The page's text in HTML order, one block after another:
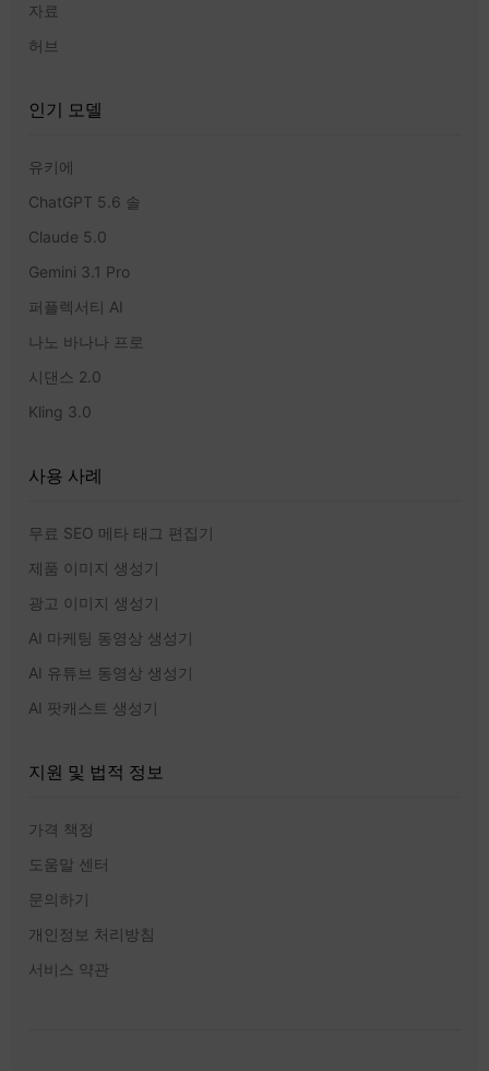
자료
허브
인기 모델
유키에
ChatGPT 5.6 솔
Claude 5.0
Gemini 3.1 Pro
퍼플렉서티 AI
나노 바나나 프로
시댄스 2.0
Kling 3.0
사용 사례
무료 SEO 메타 태그 편집기
제품 이미지 생성기
광고 이미지 생성기
AI 마케팅 동영상 생성기
AI 유튜브 동영상 생성기
AI 팟캐스트 생성기
지원 및 법적 정보
가격 책정
도움말 센터
문의하기
개인정보 처리방침
서비스 약관